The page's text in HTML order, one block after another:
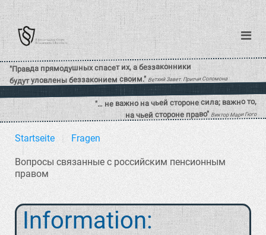
Startseite Fragen
Вопросы связанные с российским пенсионным
правом
Information: